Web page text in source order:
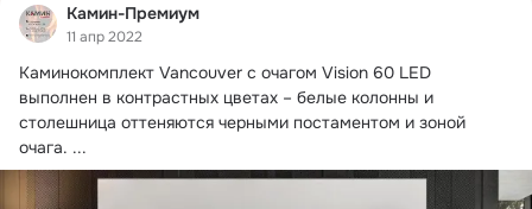
Камин-Премиум
11 апр 2022
Каминокомплект Vancouver с очагом Vision 60 LED
выполнен в контрастных цветах – белые колонны и
столешница оттеняются черными постаментом и зоной
очага. ...